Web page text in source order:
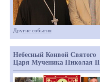
Другие события
Небесный Конвой Святого
Царя Мученика Николая II